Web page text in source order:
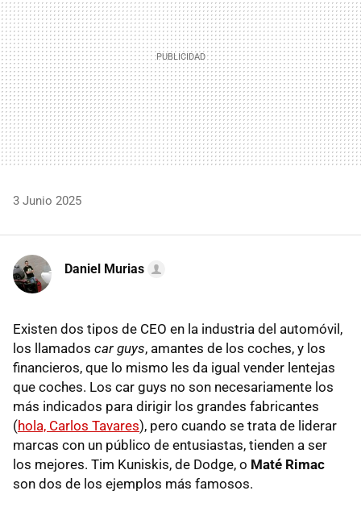
3 Junio 2025
Daniel Murias
Existen dos tipos de CEO en la industria del automóvil,
los llamados car guys, amantes de los coches, y los
financieros, que lo mismo les da igual vender lentejas
que coches. Los car guys no son necesariamente los
más indicados para dirigir los grandes fabricantes
(hola, Carlos Tavares), pero cuando se trata de liderar
marcas con un público de entusiastas, tienden a ser
los mejores. Tim Kuniskis, de Dodge, o Maté Rimac
son dos de los ejemplos más famosos.